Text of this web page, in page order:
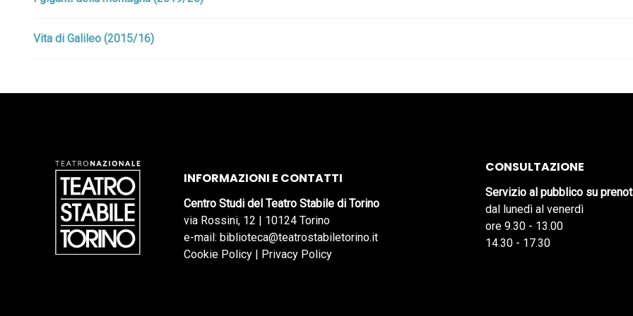
Vita di Galileo (2015/16)
INFORMAZIONI E CONTATTI
Centro Studi del Teatro Stabile di Torino
via Rossini, 12 | 10124 Torino
e-mail: biblioteca@teatrostabiletorino.it
Cookie Policy | Privacy Policy
CONSULTAZIONE
Servizio al pubblico su
dal lunedì al venerdì
ore 9.30 - 13.00
14.30 - 17.30